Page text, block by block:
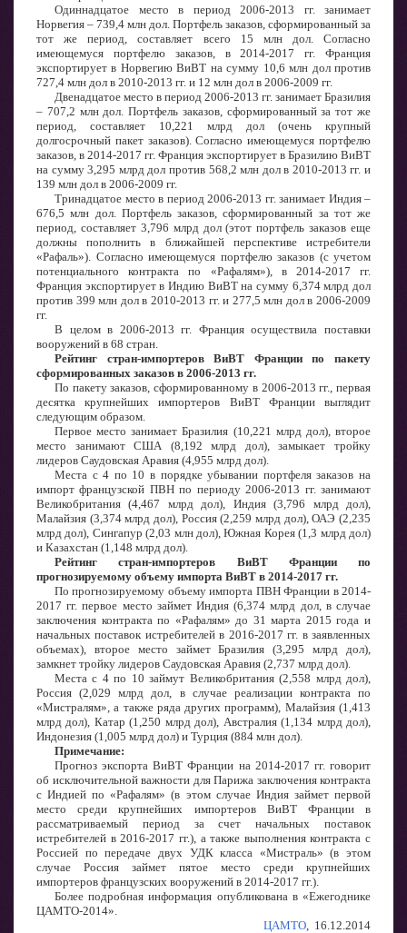
Одиннадцатое место в период 2006-2013 гг. занимает
Норвегия – 739,4 млн дол. Портфель заказов, сформированный за
тот же период, составляет всего 15 млн дол. Согласно
имеющемуся портфелю заказов, в 2014-2017 гг. Франция
экспортирует в Норвегию ВиВТ на сумму 10,6 млн дол против
727,4 млн дол в 2010-2013 гг. и 12 млн дол в 2006-2009 гг.
Двенадцатое место в период 2006-2013 гг. занимает Бразилия
– 707,2 млн дол. Портфель заказов, сформированный за тот же
период, составляет 10,221 млрд дол (очень крупный
долгосрочный пакет заказов). Согласно имеющемуся портфелю
заказов, в 2014-2017 гг. Франция экспортирует в Бразилию ВиВТ
на сумму 3,295 млрд дол против 568,2 млн дол в 2010-2013 гг. и
139 млн дол в 2006-2009 гг.
Тринадцатое место в период 2006-2013 гг. занимает Индия –
676,5 млн дол. Портфель заказов, сформированный за тот же
период, составляет 3,796 млрд дол (этот портфель заказов еще
должны пополнить в ближайшей перспективе истребители
«Рафаль»). Согласно имеющемуся портфелю заказов (с учетом
потенциального контракта по «Рафалям»), в 2014-2017 гг.
Франция экспортирует в Индию ВиВТ на сумму 6,374 млрд дол
против 399 млн дол в 2010-2013 гг. и 277,5 млн дол в 2006-2009
гг.
В целом в 2006-2013 гг. Франция осуществила поставки
вооружений в 68 стран.
Рейтинг стран-импортеров ВиВТ Франции по пакету
сформированных заказов в 2006-2013 гг.
По пакету заказов, сформированному в 2006-2013 гг., первая
десятка крупнейших импортеров ВиВТ Франции выглядит
следующим образом.
Первое место занимает Бразилия (10,221 млрд дол), второе
место занимают США (8,192 млрд дол), замыкает тройку
лидеров Саудовская Аравия (4,955 млрд дол).
Места с 4 по 10 в порядке убывании портфеля заказов на
импорт французской ПВН по периоду 2006-2013 гг. занимают
Великобритания (4,467 млрд дол), Индия (3,796 млрд дол),
Малайзия (3,374 млрд дол), Россия (2,259 млрд дол), ОАЭ (2,235
млрд дол), Сингапур (2,03 млн дол), Южная Корея (1,3 млрд дол)
и Казахстан (1,148 млрд дол).
Рейтинг стран-импортеров ВиВТ Франции по
прогнозируемому объему импорта ВиВТ в 2014-2017 гг.
По прогнозируемому объему импорта ПВН Франции в 2014-
2017 гг. первое место займет Индия (6,374 млрд дол, в случае
заключения контракта по «Рафалям» до 31 марта 2015 года и
начальных поставок истребителей в 2016-2017 гг. в заявленных
объемах), второе место займет Бразилия (3,295 млрд дол),
замкнет тройку лидеров Саудовская Аравия (2,737 млрд дол).
Места с 4 по 10 займут Великобритания (2,558 млрд дол),
Россия (2,029 млрд дол, в случае реализации контракта по
«Мистралям», а также ряда других программ), Малайзия (1,413
млрд дол), Катар (1,250 млрд дол), Австралия (1,134 млрд дол),
Индонезия (1,005 млрд дол) и Турция (884 млн дол).
Примечание:
Прогноз экспорта ВиВТ Франции на 2014-2017 гг. говорит
об исключительной важности для Парижа заключения контракта
с Индией по «Рафалям» (в этом случае Индия займет первой
место среди крупнейших импортеров ВиВТ Франции в
рассматриваемый период за счет начальных поставок
истребителей в 2016-2017 гг.), а также выполнения контракта с
Россией по передаче двух УДК класса «Мистраль» (в этом
случае Россия займет пятое место среди крупнейших
импортеров французских вооружений в 2014-2017 гг.).
Более подробная информация опубликована в «Ежегоднике
ЦАМТО-2014».
ЦАМТО, 16.12.2014